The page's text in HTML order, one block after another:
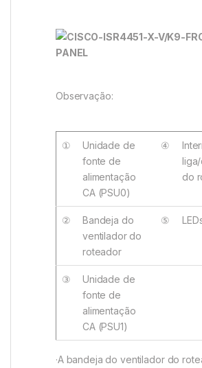
Observação:
①
Unidade de
fonte de
alimentação
CA (PSU0)
④
do
②
Bandeja do
ventilador do
roteador
⑤
③
Unidade de
fonte de
alimentação
CA (PSU1)
·A bandeja do ventilador do